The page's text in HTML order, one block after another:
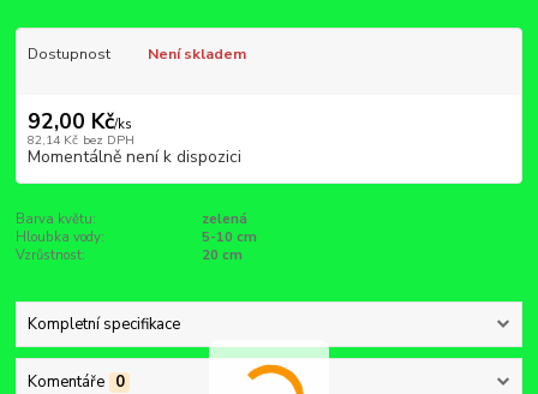
Dostupnost Není skladem
92,00 Kč/ks
82,14 Kč bez DPH
Momentálně není k dispozici
Barva květu:
zelená
Hloubka vody:
5-10 cm
Vzrůstnost:
20 cm
Kompletní specifikace
Komentáře 0